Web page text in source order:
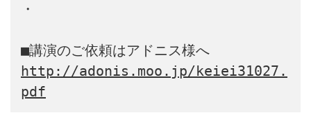
・
http://adonis.moo.jp/keiei31027.
pdf